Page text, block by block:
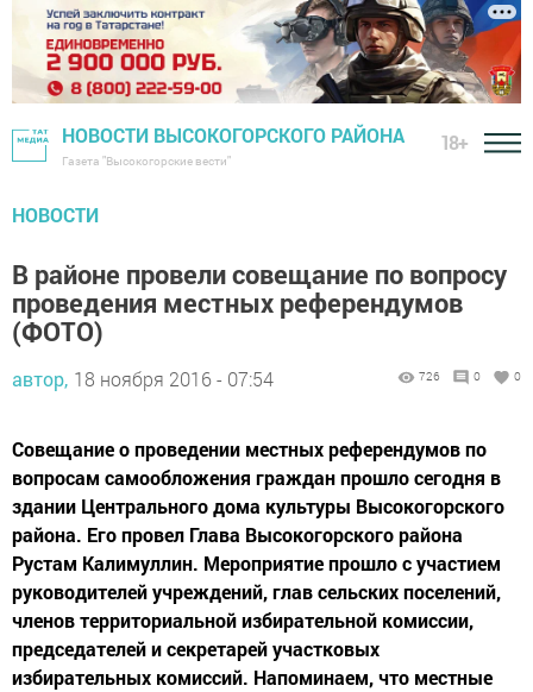
НОВОСТИ ВЫСОКОГОРСКОГО РАЙОНА
Газета "Высокогорские вести"
18+
НОВОСТИ
В районе провели совещание по вопросу
проведения местных референдумов
(ФОТО)
автор, 18 ноября 2016 - 07:54 726 0 0
Совещание о проведении местных референдумов по
вопросам самообложения граждан прошло сегодня в
здании Центрального дома культуры Высокогорского
района. Его провел Глава Высокогорского района
Рустам Калимуллин. Мероприятие прошло с участием
руководителей учреждений, глав сельских поселений,
членов территориальной избирательной комиссии,
председателей и секретарей участковых
избирательных комиссий. Напоминаем, что местные